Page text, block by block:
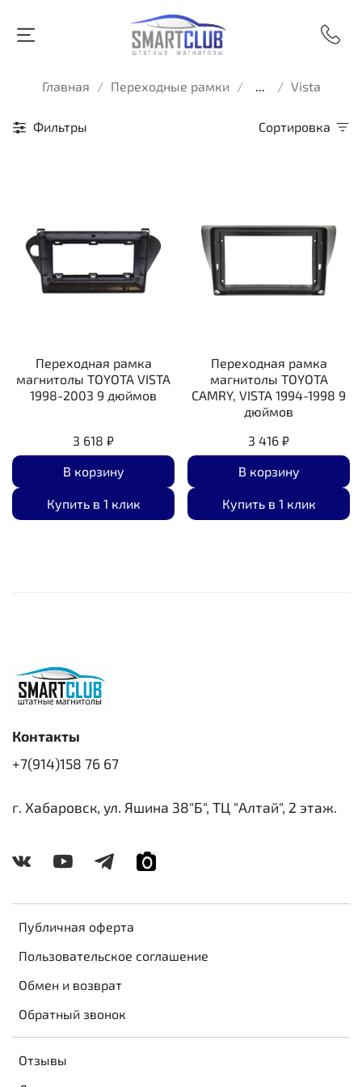
Главная Переходные рамки ... Vista
Фильтры Сортировка
Переходная рамка
магнитолы TOYOTA VISTA
1998-2003 9 дюймов
3 618 ₽
В корзину
Купить в 1 клик
Переходная рамка
магнитолы TOYOTA
CAMRY, VISTA 1994-1998 9
дюймов
3 416 ₽
В корзину
Купить в 1 клик
Публичная оферта
Пользовательское соглашение
Обмен и возврат
Обратный звонок
Отзывы
Контакты
+7(914)158 76 67
г. Хабаровск, ул. Яшина 38"Б", ТЦ "Алтай", 2 этаж.